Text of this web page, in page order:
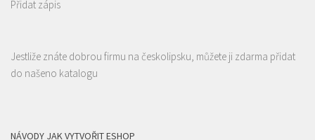
Přidat zápis
Jestliže znáte dobrou firmu na českolipsku, můžete ji zdarma přidat
do našeno katalogu
NÁVODY JAK VYTVOŘIT ESHOP